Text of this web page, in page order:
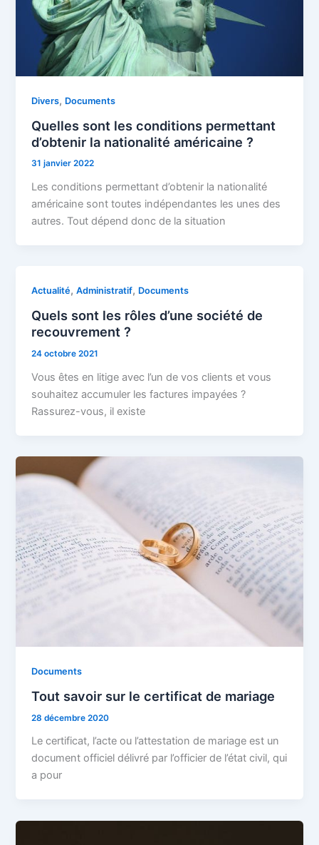
Divers, Documents
Quelles sont les conditions permettant
d’obtenir la nationalité américaine ?
31 janvier 2022
Les conditions permettant d’obtenir la nationalité
américaine sont toutes indépendantes les unes des
autres. Tout dépend donc de la situation
Actualité,Administratif, Documents
Quels sont les rôles d’une société de
recouvrement ?
24 octobre 2021
Vous êtes en litige avec l’un de vos clients et vous
souhaitez accumuler les factures impayées ?
Rassurez-vous, il existe
Documents
Tout savoir sur le certificat de mariage
28 décembre 2020
Le certificat, l’acte ou l’attestation de mariage est un
document officiel délivré par l’officier de l’état civil, qui
a pour